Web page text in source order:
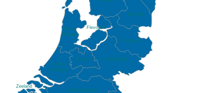
Drenthe
Flevoland
Gelderland
North Brabant
North
Holland
Overijssel
South
Holland
Utrecht
Zeeland